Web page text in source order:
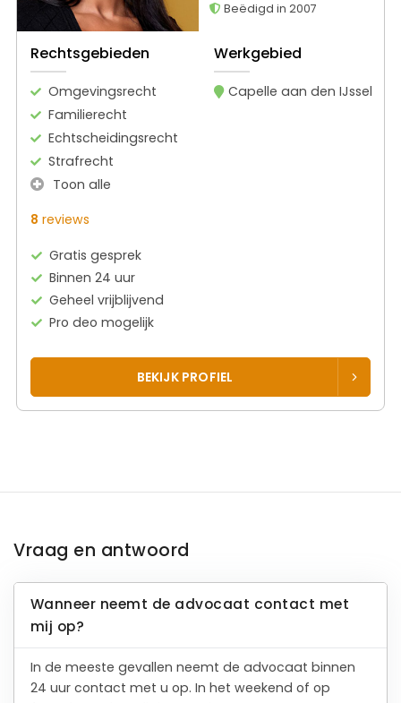
Beëdigd in 2007
Rechtsgebieden
Omgevingsrecht
Familierecht
Echtscheidingsrecht
Strafrecht
Toon alle
Werkgebied
Capelle aan den IJssel
8 reviews
Gratis gesprek
Binnen 24 uur
Geheel vrijblijvend
Pro deo mogelijk
BEKIJK PROFIEL
Vraag en antwoord
Wanneer neemt de advocaat contact met
mij op?
In de meeste gevallen neemt de advocaat binnen
24 uur contact met u op. In het weekend of op